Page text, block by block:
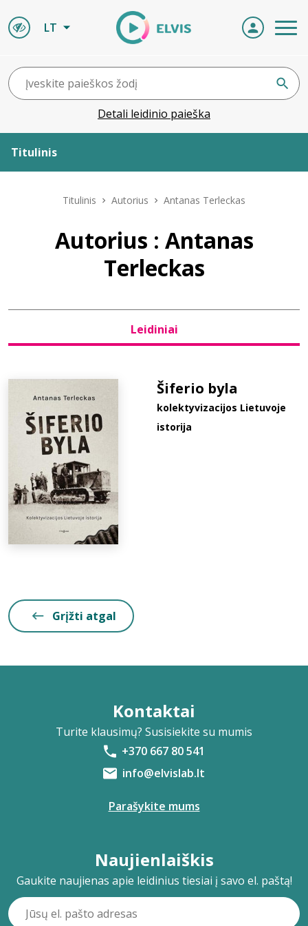
LT
Detali leidinio paieška
Titulinis
Naujienos
Bibliotekoms
D.U.K.
Titulinis Autorius Antanas Terleckas
Autorius : Antanas
Terleckas
Leidiniai
Šiferio byla
kolektyvizacijos Lietuvoje
istorija
Grįžti atgal
Kontaktai
Turite klausimų? Susisiekite su mumis
+370 667 80 541
info@elvislab.lt
Parašykite mums
Naujienlaiškis
Gaukite naujienas apie leidinius tiesiai į savo el. paštą!